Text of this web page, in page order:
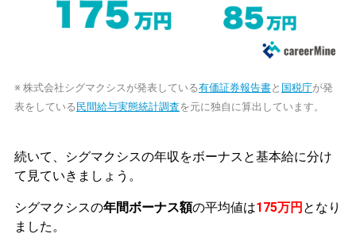
※ 株式会社シグマクシスが発表している有価証券報告書と 国税庁が発
表をしている 民間給与実態統計調査を元に独自に算出しています。
続いて、シグマクシスの年収をボーナスと基本給に分け
て見ていきましょう。
シグマクシスの年間ボーナス額の平均値は175万円 となり
ました。